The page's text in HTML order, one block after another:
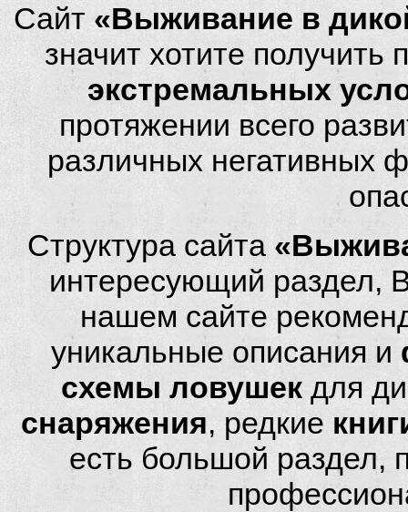
Сайт «Выживание в
значит хотите
экстремальных
протяжении всего
различных негативных
Структура сайта
интересующий раздел,
нашем сайте
уникальные описания и
схемы ловушек для
снаряжения, редкие
есть большой